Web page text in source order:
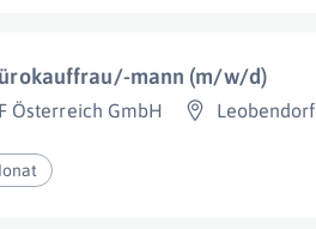
mann (m/w/d)
Österreich GmbH Leobendorf